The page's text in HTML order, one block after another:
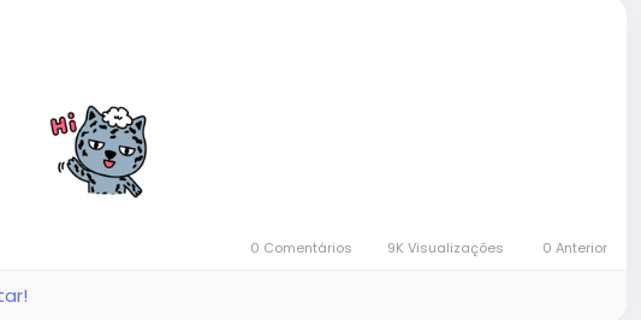
0 Comentários 9K Visualizações 0 Anterior